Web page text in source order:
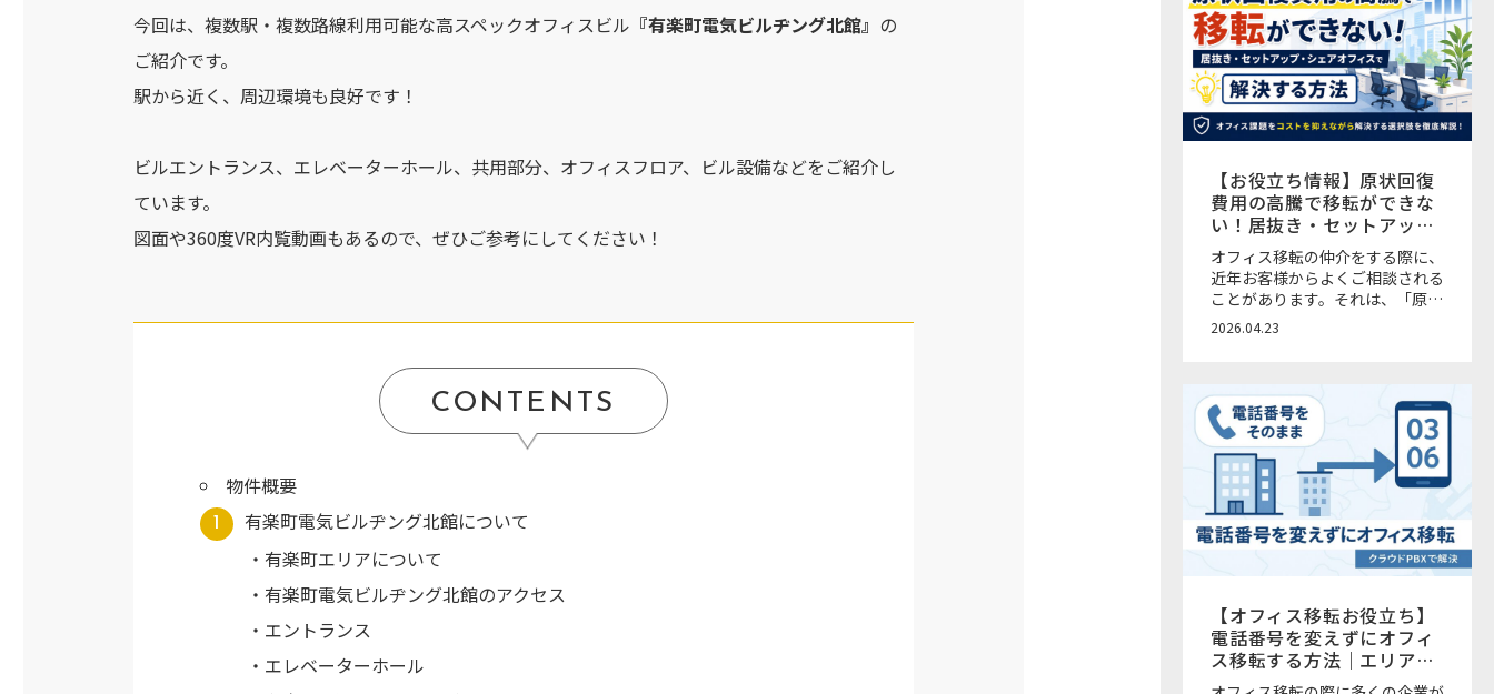
今回は、複数駅・複数路線利用可能な高スペックオフィスビル 『有楽町電気ビルヂング北館』 の
ご紹介です。
駅から近く、周辺環境も良好です！
ビルエントランス、エレベーターホール、共用部分、オフィスフロア、ビル設備などをご紹介し
ています。
図面や360度VR内覧動画もあるので、ぜひご参考にしてください！
CONTENTS
物件概要
有楽町電気ビルヂング北館について
有楽町エリアについて
有楽町電気ビルヂング北館のアクセス
エントランス
エレベーターホール
合わせがしやすくなっています。
また、希望条件に合う新着物件が
随時メールで届く新機能
【お役立ち情報】原状回復
費用の高騰で移転ができな
い！居抜き・セットアッ
プ・オフィス時間貸しサー
ビスで解決する方法
オフィス移転の仲介をする際に、
近年お客様からよくご相談される
ことがあります。それは、「原状
回復費用が予想以上に高い」「移
費用の高騰に加え、人員の増加や
出社率の上昇による会議室不足・
座席不足といった課題も増えてき
ている状況です。本来であれば移
転や増床で解決したいところで
2026.04.23
【オフィス移転お役立ち】
電話番号を変えずにオフィ
ス移転する方法｜エリア制
限とクラウドPBXの活用